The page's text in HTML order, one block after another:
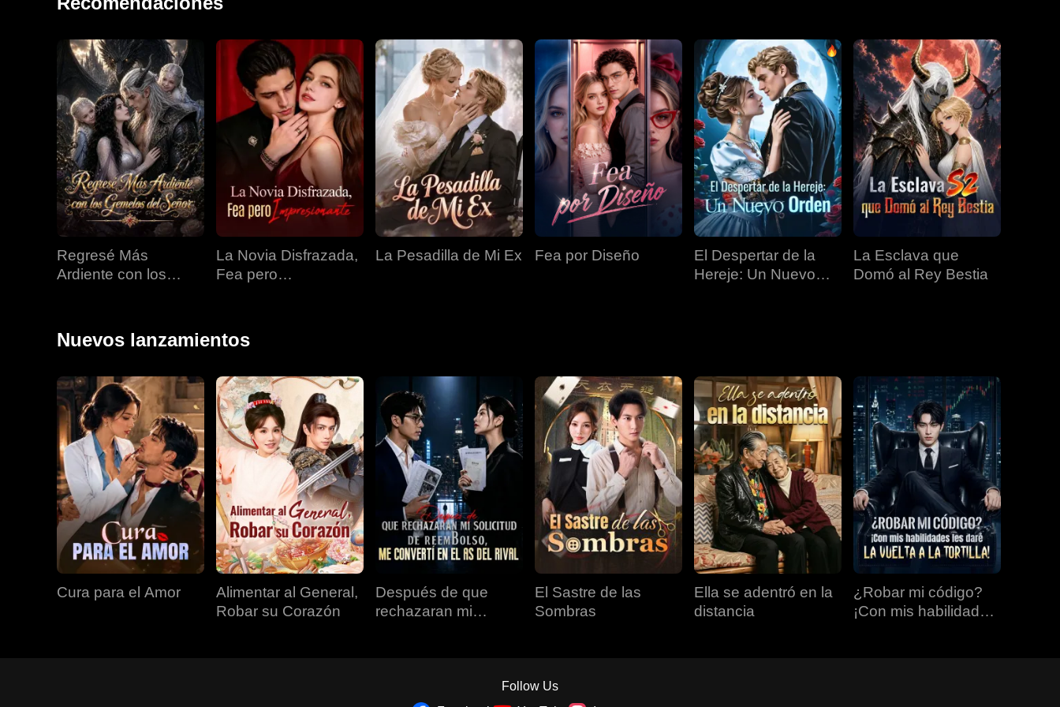
EP 34 EP 35 EP 36
EP 37 EP 38 EP 39
EP 40
Regresé Más
Ardiente con los
La Novia Disfrazada,
Fea pero
La Pesadilla de Mi Ex Fea por Diseño
El Despertar de la
Hereje: Un Nuevo
La Esclava que
Domó al Rey Bestia
Nuevos lanzamientos
Cura para el Amor
Alimentar al General,
Robar su Corazón
Después de que
rechazaran mi
El Sastre de las
Sombras
Ella se adentró en la
distancia
¿Robar mi código?
¡Con mis habilidades
Follow Us